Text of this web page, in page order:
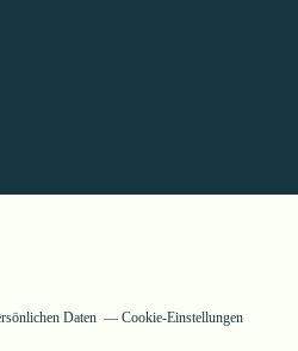
Daten Cookie-Einstellungen